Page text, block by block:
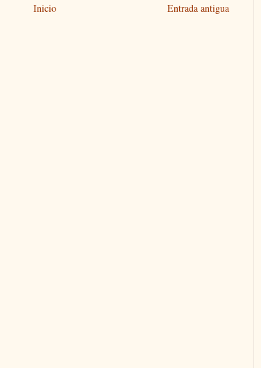
Entrada antigua
Inicio